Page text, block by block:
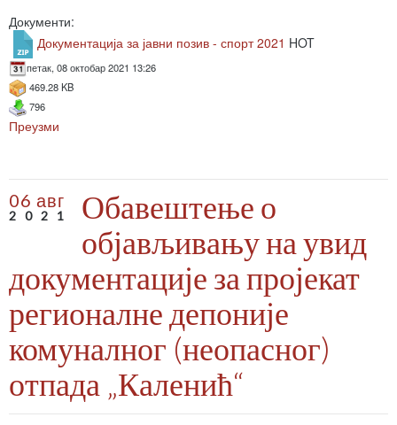
Документи:
Документација за јавни позив - спорт 2021 HOT
петак, 08 октобар 2021 13:26
469.28 KB
796
Преузми
06 авг
2021
Обавештење о
објављивању на увид
документације за пројекат
регионалне депоније
комуналног (неопасног)
отпада „Каленић“